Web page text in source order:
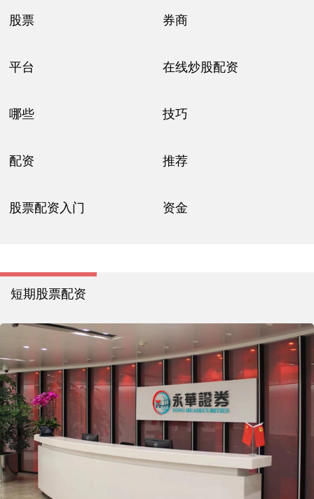
股票 券商
平台 在线炒股配资
哪些 技巧
配资 推荐
股票配资入门 资金
短期股票配资